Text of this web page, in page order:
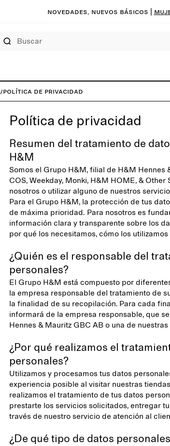
Novedades, nuevos básicos
/Política de privacidad
Política de privacidad
Resumen del tratamiento de
H&M
Somos el Grupo H&M, filial de H&M Hennes
COS, Weekday, Monki, H&M HOME, &
nosotros o utilizar alguno de nuestros
Para el Grupo H&M, la protección de tus
de máxima prioridad. Para nosotros es
información clara y transparente sobre los
por qué los necesitamos, cómo los
¿Quién es el responsable del
personales?
El Grupo H&M está compuesto por
la empresa responsable del tratamiento de
la finalidad de su recopilación. Para cada
informará de la empresa responsable, que
Hennes & Mauritz GBC AB o una de
¿Por qué realizamos el
personales?
Utilizamos y procesamos tus datos
experiencia posible al visitar nuestras
realizamos el tratamiento de tus datos
prestarte los servicios solicitados, entregar
través de nuestro servicio de atención al
¿De qué tipo de datos